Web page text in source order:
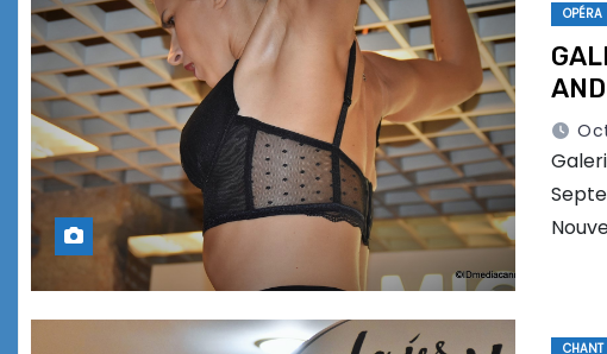
OPÉRA
CHANT